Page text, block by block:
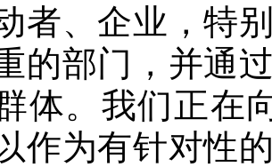
者、企业，特
的部门，并通
体。我们正在
作为有针对性